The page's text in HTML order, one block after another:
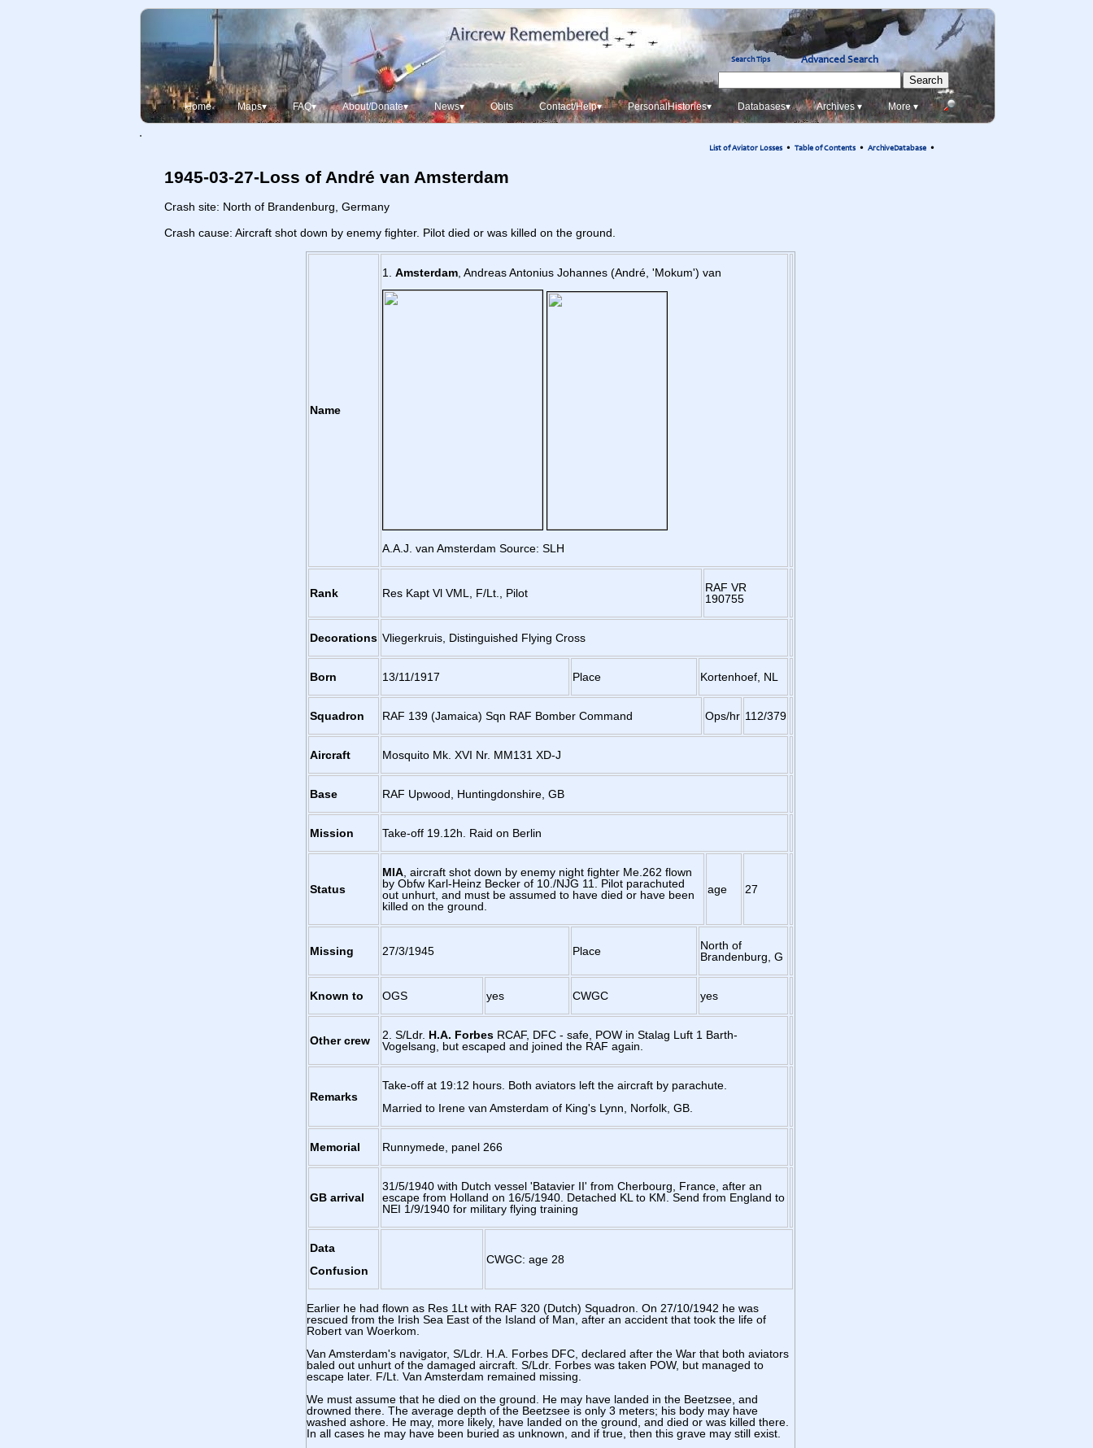
Search Tips Advanced Search
Home Maps▾ FAQ▾ About/Donate▾ News▾ Obits Contact/Help▾ PersonalHistories▾ Databases▾ Archives ▾ More ▾
List of Aviator Losses • Table of Contents • ArchiveDatabase •
1945-03-27-Loss of André van Amsterdam
Crash site: North of Brandenburg, Germany
Crash cause: Aircraft shot down by enemy fighter. Pilot died or was killed on the ground.
Name
1. Amsterdam , Andreas Antonius Johannes (André, 'Mokum') van
A.A.J. van Amsterdam Source: SLH
Rank Res Kapt Vl VML, F/Lt., Pilot
RAF VR
190755
Decorations Vliegerkruis, Distinguished Flying Cross
Born 13/11/1917 Place Kortenhoef, NL
Squadron RAF 139 (Jamaica) Sqn RAF Bomber Command Ops/hr 112/379
Aircraft Mosquito Mk. XVI Nr. MM131 XD-J
Base RAF Upwood, Huntingdonshire, GB
Mission Take-off 19.12h. Raid on Berlin
Status
MIA , aircraft shot down by enemy night fighter Me.262 flown
by Obfw Karl-Heinz Becker of 10./NJG 11. Pilot parachuted
out unhurt, and must be assumed to have died or have been
killed on the ground.
age 27
Missing 27/3/1945 Place
North of
Brandenburg, G
Known to OGS yes CWGC yes
Other crew 2. S/Ldr. H.A. Forbes RCAF, DFC - safe, POW in Stalag Luft 1 Barth-
Vogelsang, but escaped and joined the RAF again.
Remarks
Take-off at 19:12 hours. Both aviators left the aircraft by parachute.
Married to Irene van Amsterdam of King's Lynn, Norfolk, GB.
Memorial Runnymede, panel 266
GB arrival
31/5/1940 with Dutch vessel 'Batavier II' from Cherbourg, France, after an
escape from Holland on 16/5/1940. Detached KL to KM. Send from England to
NEI 1/9/1940 for military flying training
Data
Confusion
CWGC: age 28
Earlier he had flown as Res 1Lt with RAF 320 (Dutch) Squadron. On 27/10/1942 he was
rescued from the Irish Sea East of the Island of Man, after an accident that took the life of
Robert van Woerkom.
Van Amsterdam's navigator, S/Ldr. H.A. Forbes DFC, declared after the War that both aviators
baled out unhurt of the damaged aircraft. S/Ldr. Forbes was taken POW, but managed to
escape later. F/Lt. Van Amsterdam remained missing.
We must assume that he died on the ground. He may have landed in the Beetzsee, and
drowned there. The average depth of the Beetzsee is only 3 meters; his body may have
washed ashore. He may, more likely, have landed on the ground, and died or was killed there.
In all cases he may have been buried as unknown, and if true, then this grave may still exist.